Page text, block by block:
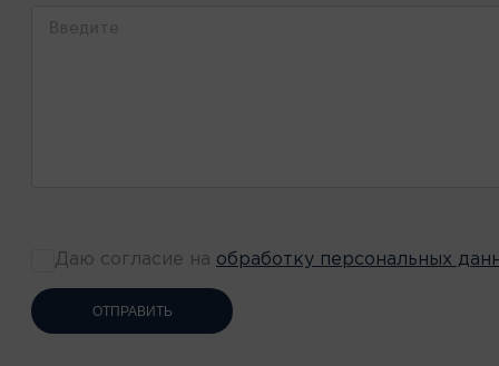
Даю согласие на обработку персональных
ОТПРАВИТЬ